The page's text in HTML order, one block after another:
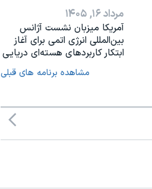
مرداد ۱۶, ۱۴۰۵
آمریکا میزبان نشست آژانس
بین‌المللی انرژی اتمی برای آغاز
ابتکار کاربردهای هسته‌ای دریایی
مشاهده برنامه های قبلی